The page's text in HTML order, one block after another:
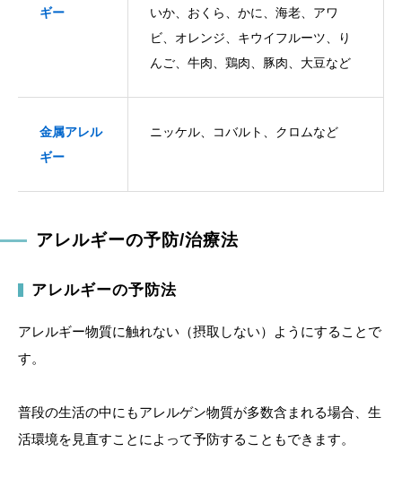
ギー
いか、おくら、かに、海老、アワ
ビ、オレンジ、キウイフルーツ、り
んご、牛肉、鶏肉、豚肉、大豆など
金属アレル
ギー
ニッケル、コバルト、クロムなど
アレルギーの予防/治療法
アレルギーの予防法
アレルギー物質に触れない（摂取しない）ようにすることで
す。
普段の生活の中にもアレルゲン物質が多数含まれる場合、生
活環境を見直すことによって予防することもできます。